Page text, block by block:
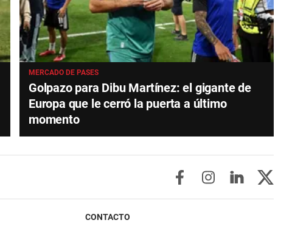
MERCADO DE PASES
Golpazo para Dibu Martínez: el gigante de
Europa que le cerró la puerta a último
momento
CONTACTO